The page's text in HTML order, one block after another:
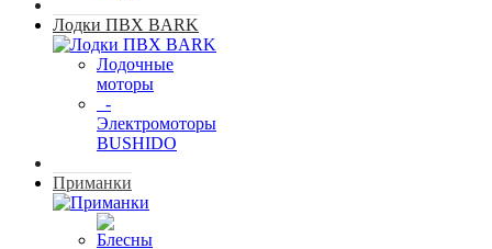
Лодки ПВХ BARK
Лодочные
моторы
-
Электромоторы
BUSHIDO
Приманки